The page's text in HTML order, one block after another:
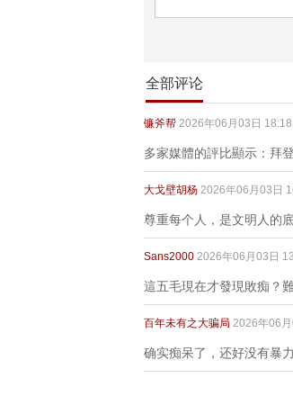
全部评论
镰斧帮 2026年06月03日 18:18
多家媒體的評比顯示：拜
大戈壁胡杨 2026年06月03日
尊重每个人，是文明人的底
Sans2000 2026年06月03日
這五毛現在才發現敗痴？
百年未有之大骗局 2026年06
确实痴呆了，还好没有暴